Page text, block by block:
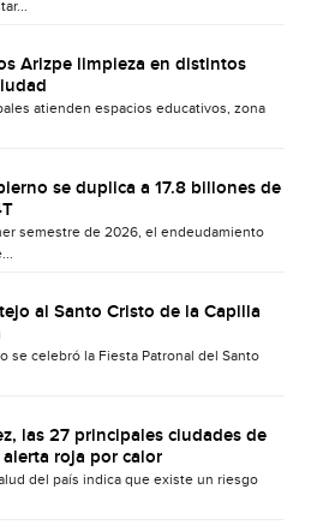
Arizpe limpieza en distintos
atienden espacios educativos, zona
se duplica a 17.8 billones de
semestre de 2026, el endeudamiento
al Santo Cristo de la Capilla
se celebró la Fiesta Patronal del Santo
las 27 principales ciudades de
roja por calor
del país indica que existe un riesgo